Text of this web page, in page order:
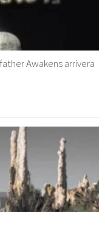
Awakens arrivera